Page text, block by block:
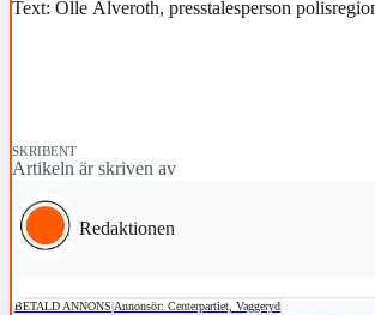
Text: Olle Älveroth, presstalesperson
SKRIBENT
Artikeln är skriven av
Redaktionen
BETALD ANNONS|Annonsör: Centerpartiet, Vaggeryd